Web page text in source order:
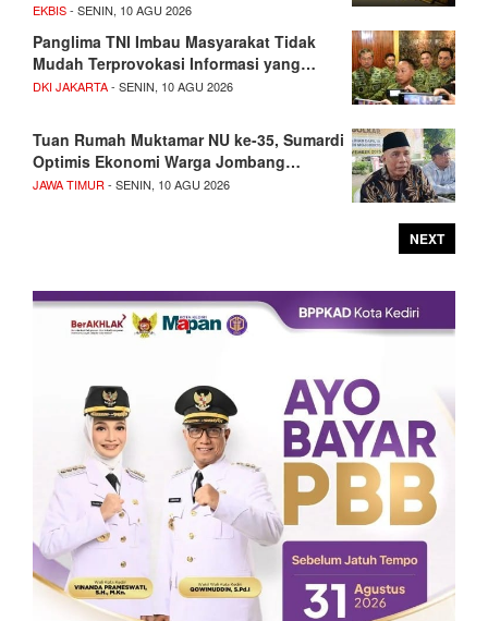
EKBIS- SENIN, 10 AGU 2026
Panglima TNI Imbau Masyarakat Tidak
Mudah Terprovokasi Informasi yang…
DKI JAKARTA- SENIN, 10 AGU 2026
Tuan Rumah Muktamar NU ke-35, Sumardi
Optimis Ekonomi Warga Jombang…
JAWA TIMUR- SENIN, 10 AGU 2026
NEXT